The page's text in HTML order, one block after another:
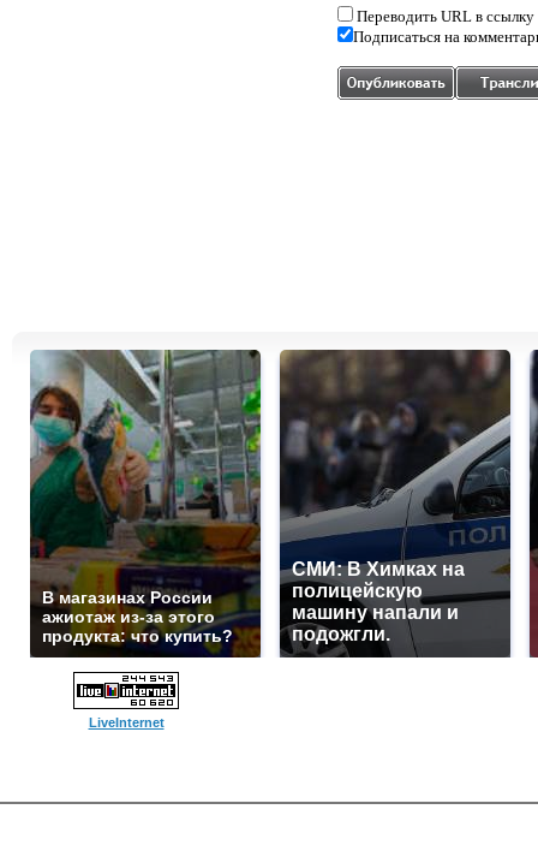
Переводить URL в ссылку
Подписаться на
В магазинах России
ажиотаж из-за этого
продукта: что купить?
СМИ: В Химках на
полицейскую
машину напали и
подожгли.
LiveInternet